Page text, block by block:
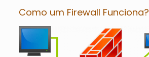
Como um Firewall Funciona?